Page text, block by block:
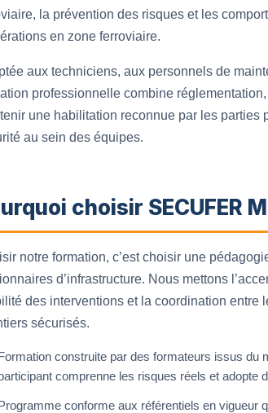
la prévention des risques et les
en zone ferroviaire.
aux techniciens, aux personnels de
professionnelle combine
une habilitation reconnue par les
au sein des équipes.
choisir SECUFER
notre formation, c’est choisir une
d’infrastructure. Nous mettons
des interventions et la coordination entre
sécurisés.
construite par des formateurs issus du
comprenne les risques réels et adopte
conforme aux référentiels en vigueur